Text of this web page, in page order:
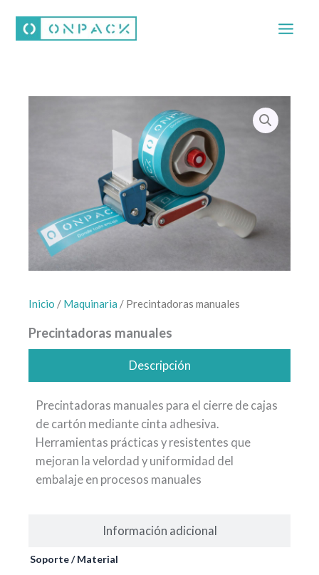
contenido
Inicio / Maquinaria / Precintadoras manuales
Precintadoras manuales
Descripción
Información adicional
Precintadoras manuales para el cierre de cajas
de cartón mediante cinta adhesiva.
Herramientas prácticas y resistentes que
mejoran la velordad y uniformidad del
embalaje en procesos manuales
Soporte / Material
Precintadoras
manuales